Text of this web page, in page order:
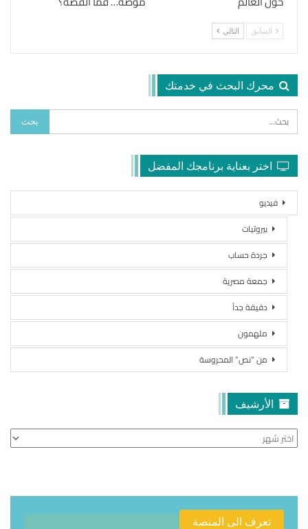
السابق التالي
محرك البحث في خدمتك
اختر بعناية برنامجك المفضل
فيديو
بيروتيات
جردة حساب
جمعة مصرية
دقيقة جداً
ملهمون
من “نص” المحروسة
الأرشيف
الأرشيف
تعرف الى المنصة